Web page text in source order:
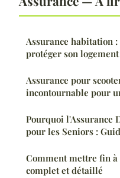
Assurance habitation
protéger son logement
Assurance pour
incontournable pour
Pourquoi l'Assurance
pour les Seniors :
Comment mettre fin
complet et détaillé